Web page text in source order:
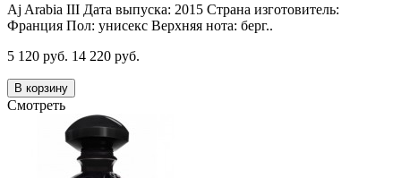
Aj Arabia III Дата выпуска: 2015 Страна изготовитель:
Франция Пол: унисекс Верхняя нота: берг..
5 120 руб. 14 220 руб.
В корзину
Смотреть